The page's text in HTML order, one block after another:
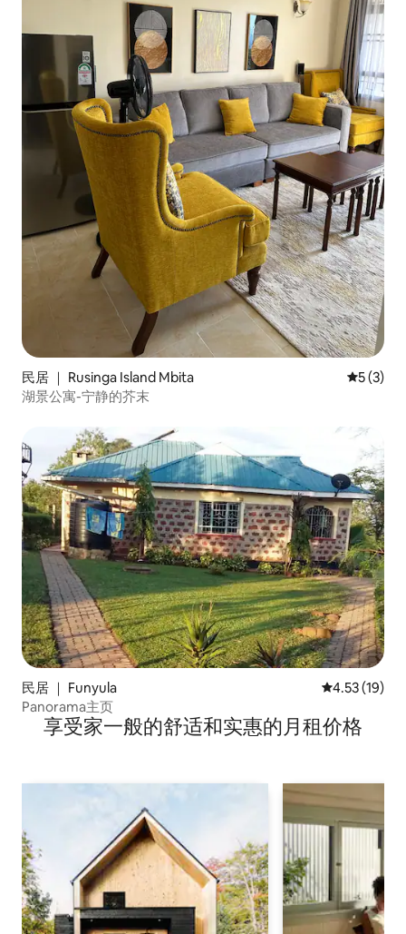
民居 ｜ Rusinga Island Mbita 平均评分
5 (3)
湖景公寓-宁静的芥末
民居 ｜ Funyula 平均评分
4.53 (19)
Panorama主页
享受家一般的舒适和实惠的月租价格